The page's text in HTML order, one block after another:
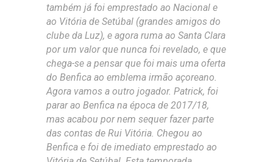
também já foi emprestado ao Nacional e
ao Vitória de Setúbal (grandes amigos do
clube da Luz), e agora ruma ao Santa Clara
por um valor que nunca foi revelado, e que
chega-se a pensar que foi mais uma oferta
do Benfica ao emblema irmão açoreano.
Agora vamos a outro jogador. Patrick, foi
parar ao Benfica na época de 2017/18,
mas acabou por nem sequer fazer parte
das contas de Rui Vitória. Chegou ao
Benfica e foi de imediato emprestado ao